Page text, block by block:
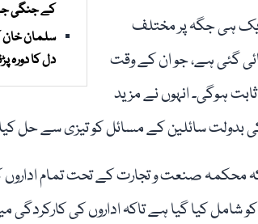
کے جنگی
سلمان خان
دل کا دورہ
ہی جگہ پر مختلف
گئی ہے، جو ان کے وقت
ہوگی۔ انہوں نے مزید
بدولت سائلین کے مسائل کو تیزی سے حل
محکمہ صنعت و تجارت کے تحت تمام اداروں کے
کو شامل کیا گیا ہے تاکہ اداروں کی